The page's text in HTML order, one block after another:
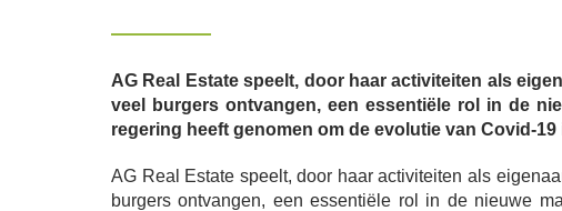
AG Real Estate speelt, door haar activiteiten als
veel burgers ontvangen, een essentiële rol in de
regering heeft genomen om de evolutie van Covid-
AG Real Estate speelt, door haar activiteiten als
burgers ontvangen, een essentiële rol in de nieuwe